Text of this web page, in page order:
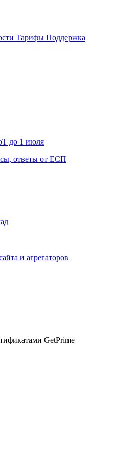
Тарифы Поддержка
до 1 июля
ответы от ЕСП
и агрегаторов
GetPrime